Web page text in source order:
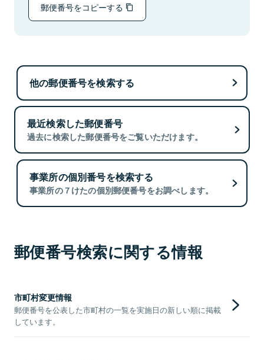
郵便番号をコピーする
他の郵便番号を検索する
最近検索した郵便番号
過去に検索した郵便番号をご覧いただけます。
事業所の個別番号を検索する
事業所の７けたの個別郵便番号をお調べします。
郵便番号検索に関する情報
市町村変更情報
郵便番号を公表した市町村の一覧を実施日の新しい順に掲載
しています。